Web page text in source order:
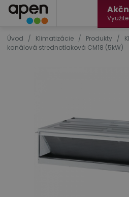
Úvod / Klimatizácie / Produkty /
kanálová strednotlaková CM18 (5kW)